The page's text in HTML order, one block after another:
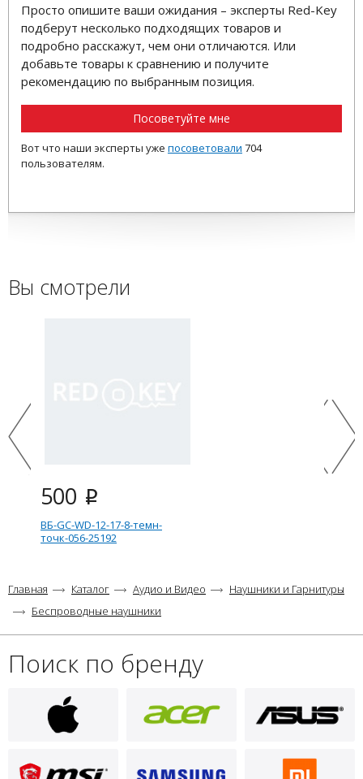
Просто опишите ваши ожидания – эксперты Red-Key
подберут несколько подходящих товаров и
подробно расскажут, чем они отличаются. Или
добавьте товары к сравнению и получите
рекомендацию по выбранным позиция.
Посоветуйте мне
Вот что наши эксперты уже посоветовали 704
пользователям.
Вы смотрели
500 i
ВБ-GC-WD-12-17-8-темн-
точк-056-25192
Главная Каталог Аудио и Видео
Наушники и Гарнитуры
Беспроводные наушники
Поиск по бренду